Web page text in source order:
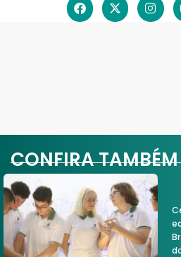
CONFIRA TAMBÉM